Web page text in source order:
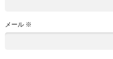
メール ※